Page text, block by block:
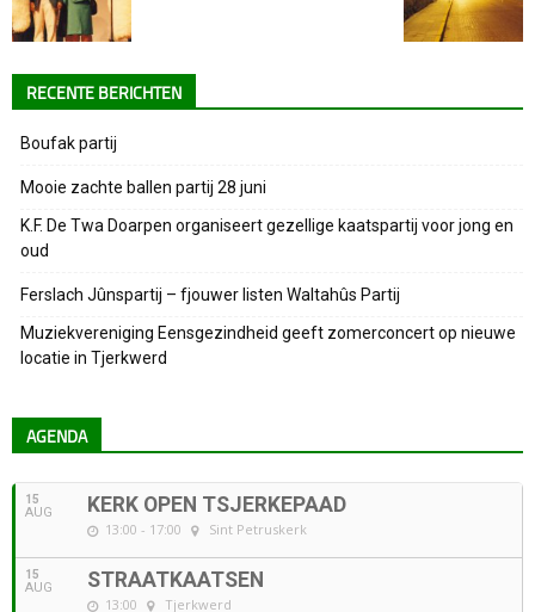
RECENTE BERICHTEN
Boufak partij
Mooie zachte ballen partij 28 juni
K.F. De Twa Doarpen organiseert gezellige kaatspartij voor jong en
oud
Ferslach Jûnspartij – fjouwer listen Waltahûs Partij
Muziekvereniging Eensgezindheid geeft zomerconcert op nieuwe
locatie in Tjerkwerd
AGENDA
15
AUG KERK OPEN TSJERKEPAAD
13:00 - 17:00 Sint Petruskerk
15
AUG STRAATKAATSEN
13:00 Tjerkwerd